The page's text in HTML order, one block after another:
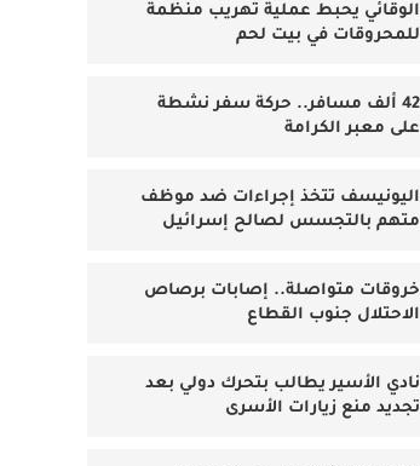
الوقائي يحبط عملية تهريب منظمة
للمحروقات في بيت لحم
42 ألف مسافر.. حركة سفر نشطة
على معبر الكرامة
اليونيسف تتخذ إجراءات ضد موظف
متهم بالتجسس لصالح إسرائيل
خروقات متواصلة.. إصابات برصاص
الاحتلال جنوب القطاع
نادي الأسير يطالب بتحرك دولي بعد
تجديد منع زيارات الأسرى